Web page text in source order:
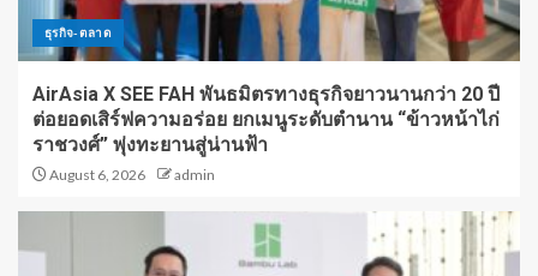
ธุรกิจ-ตลาด
AirAsia X SEE FAH พันธมิตรทางธุรกิจยาวนานกว่า 20 ปี
ต่อยอดเสิร์ฟความอร่อย ยกเมนูระดับตำนาน “ข้าวหน้าไก่
ราชวงศ์” พุ่งทะยานสู่น่านฟ้า
August 6, 2026 admin